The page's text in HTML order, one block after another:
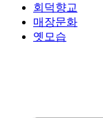
회덕향교
매장문화
옛모습